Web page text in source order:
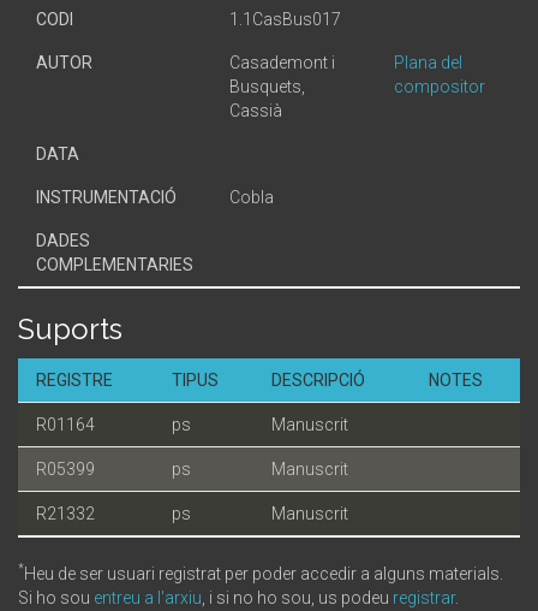
CODI 1.1CasBus017
AUTOR
Casademont i
Busquets,
Cassià
Plana del
compositor
DATA
INSTRUMENTACIÓ Cobla
DADES
COMPLEMENTARIES
Suports
REGISTRE TIPUS DESCRIPCIÓ NOTES
R01164 ps Manuscrit
R05399 ps Manuscrit
R21332 ps Manuscrit
*Heu de ser usuari registrat per poder accedir a alguns materials.
Si ho sou entreu a l'arxiu , i si no ho sou, us podeu registrar.